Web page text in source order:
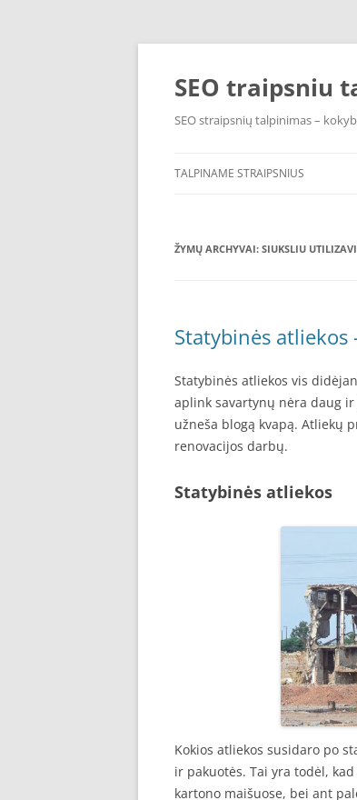
Pereiti
SEO traipsniu
SEO straipsnių talpinimas –
TALPINAME STRAIPSNIUS
ŽYMŲ ARCHYVAI: SIUKSLIU
Statybinės
Statybinės atliekos vis
aplink savartynų nėra daug
užneša blogą kvapą. Atliekų
renovacijos darbų.
Statybinės atliekos
Kokios atliekos susidaro po
ir pakuotės. Tai yra todėl,
kartono maišuose, bei ant